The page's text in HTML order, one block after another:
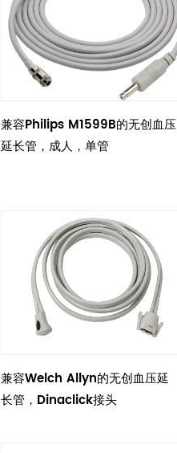
兼容Philips M1599B的无创血压
延长管，成人，单管
兼容Welch Allyn的无创血压延
长管，Dinaclick接头